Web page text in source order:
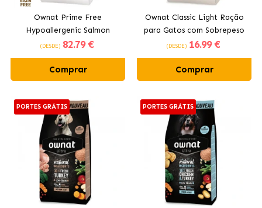
Ownat Prime Free
Hypoallergenic Salmon
Ração para Cães com
Salmão
(DESDE) 82.79 €
Comprar
Ownat Classic Light Ração
para Gatos com Sobrepeso
(DESDE) 16.99 €
Comprar
PORTES GRÁTIS PORTES GRÁTIS